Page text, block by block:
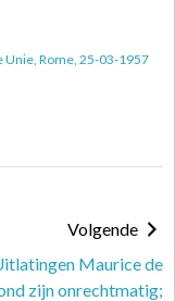
Unie, Rome, 25-03-1957
Volgende
Maurice de
zijn onrechtmatig;